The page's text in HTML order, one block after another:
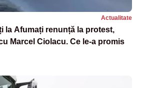
Actualitate
la Afumați renunță la protest,
Marcel Ciolacu. Ce le-a promis